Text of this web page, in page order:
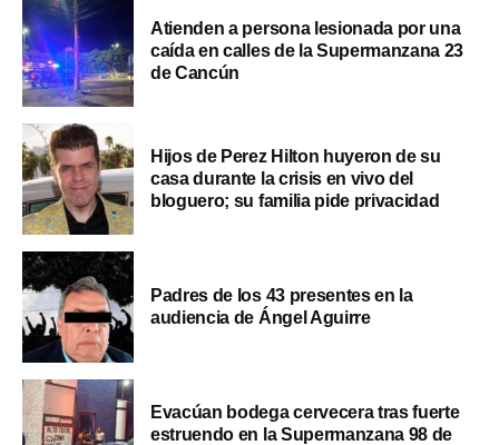
Atienden a persona lesionada por una
caída en calles de la Supermanzana 23
de Cancún
Hijos de Perez Hilton huyeron de su
casa durante la crisis en vivo del
bloguero; su familia pide privacidad
Padres de los 43 presentes en la
audiencia de Ángel Aguirre
Evacúan bodega cervecera tras fuerte
estruendo en la Supermanzana 98 de